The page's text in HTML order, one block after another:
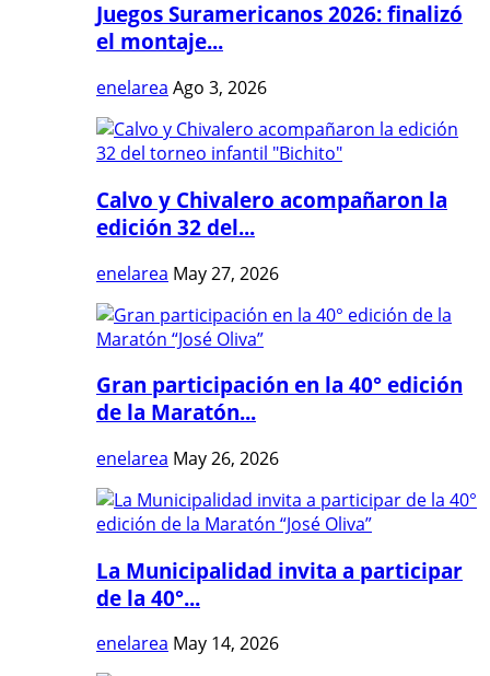
Juegos Suramericanos 2026: finalizó
el montaje...
enelarea Ago 3, 2026
Calvo y Chivalero acompañaron la
edición 32 del...
enelarea May 27, 2026
Gran participación en la 40° edición
de la Maratón...
enelarea May 26, 2026
La Municipalidad invita a participar
de la 40°...
enelarea May 14, 2026